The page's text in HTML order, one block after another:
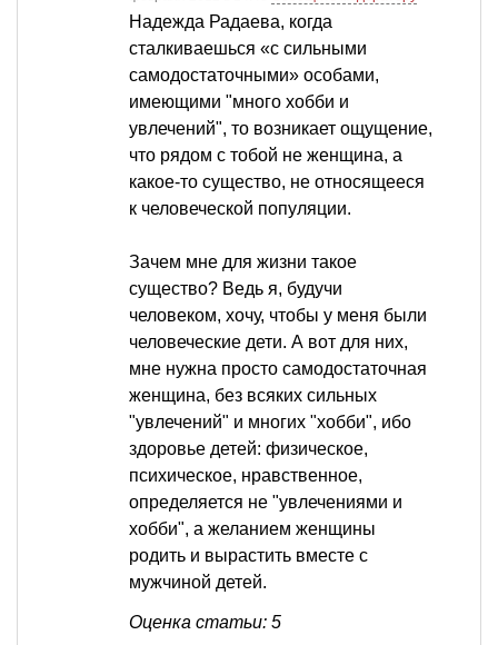
Надежда Радаева, когда
сталкиваешься «с сильными
самодостаточными» особами,
имеющими "много хобби и
увлечений", то возникает ощущение,
что рядом с тобой не женщина, а
какое-то существо, не относящееся
к человеческой популяции.
Зачем мне для жизни такое
существо? Ведь я, будучи
человеком, хочу, чтобы у меня были
человеческие дети. А вот для них,
мне нужна просто самодостаточная
женщина, без всяких сильных
"увлечений" и многих "хобби", ибо
здоровье детей: физическое,
психическое, нравственное,
определяется не "увлечениями и
хобби", а желанием женщины
родить и вырастить вместе с
мужчиной детей.
Оценка статьи: 5